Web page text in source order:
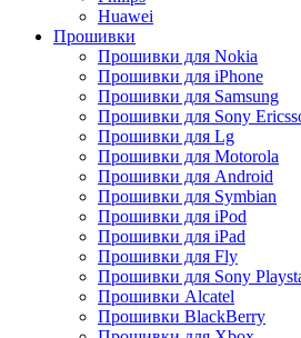
Huawei
Прошивки
Прошивки для Nokia
Прошивки для iPhone
Прошивки для Samsung
Прошивки для Sony
Прошивки для Lg
Прошивки для Motorola
Прошивки для Android
Прошивки для Symbian
Прошивки для iPod
Прошивки для iPad
Прошивки для Fly
Прошивки для Sony
Прошивки Alcatel
Прошивки BlackBerry